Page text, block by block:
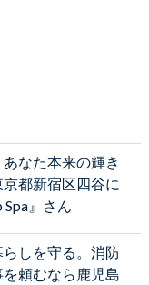
なた本来の輝き
都新宿区四谷に
』さん
らしを守る。消防
頼むなら鹿児島